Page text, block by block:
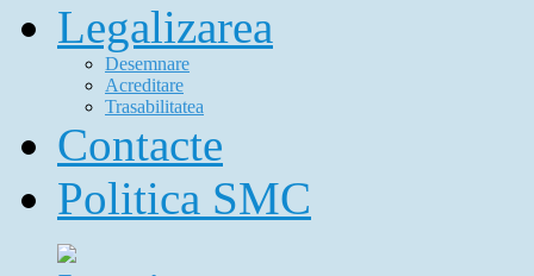
Legalizarea
Desemnare
Acreditare
Trasabilitatea
Contacte
Politica SMC